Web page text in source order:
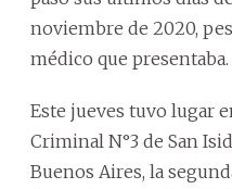
noviembre de 2020,
médico que presentaba.
Este jueves tuvo lugar
Criminal N°3 de San
Buenos Aires, la